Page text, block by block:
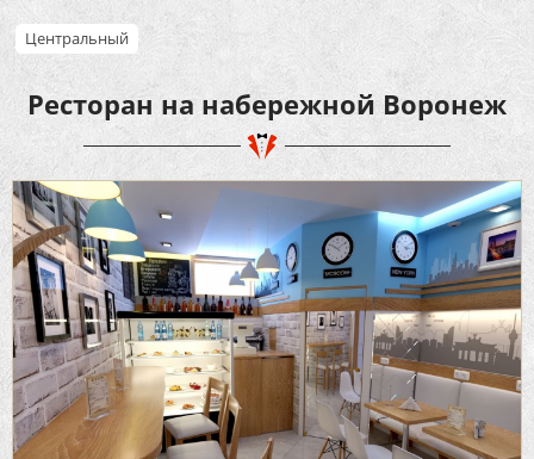
Центральный
Ресторан на набережной Воронеж